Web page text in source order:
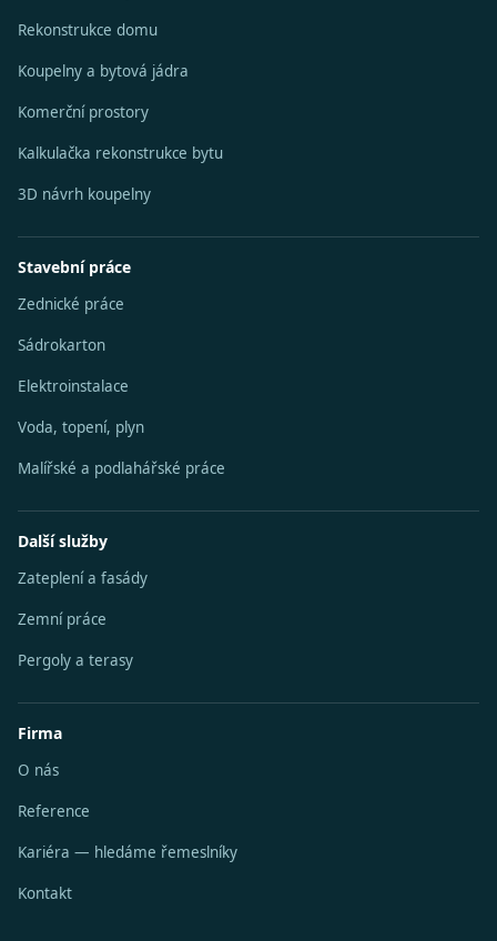
Rekonstrukce domu
Koupelny a bytová jádra
Komerční prostory
Kalkulačka rekonstrukce bytu
3D návrh koupelny
Stavební práce
Zednické práce
Sádrokarton
Elektroinstalace
Voda, topení, plyn
Malířské a podlahářské práce
Další služby
Zateplení a fasády
Zemní práce
Pergoly a terasy
Firma
O nás
Reference
Kariéra — hledáme řemeslníky
Kontakt